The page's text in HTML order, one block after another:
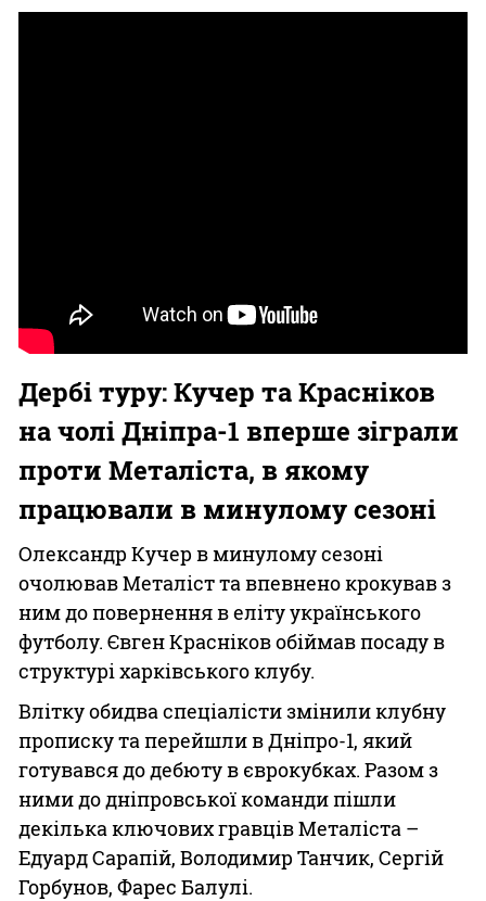
Дербі туру: Кучер та Красніков
на чолі Дніпра-1 вперше зіграли
проти Металіста, в якому
працювали в минулому сезоні
Олександр Кучер в минулому сезоні
очолював Металіст та впевнено крокував з
ним до повернення в еліту українського
футболу. Євген Красніков обіймав посаду в
структурі харківського клубу.
Влітку обидва спеціалісти змінили клубну
прописку та перейшли в Дніпро-1, який
готувався до дебюту в єврокубках. Разом з
ними до дніпровської команди пішли
декілька ключових гравців Металіста –
Едуард Сарапій, Володимир Танчик, Сергій
Горбунов, Фарес Балулі.